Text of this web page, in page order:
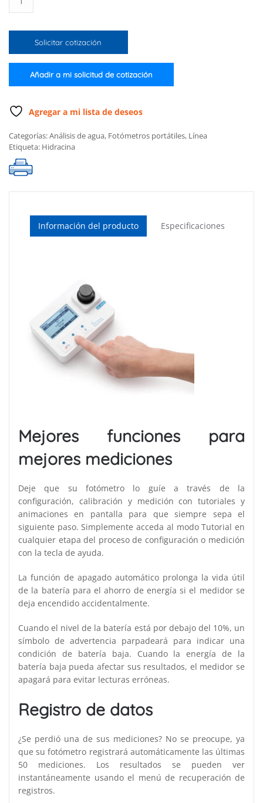
para
(Kit
completo)Solicitar cotización
Añadir a mi solicitud de cotización
Agregar a mi lista de deseos
Categorías:Análisis de agua, Fotómetros portátiles, Línea
Etiqueta: Hidracina
Información del producto Especificaciones
Mejores funciones para
mejores mediciones
Deje que su fotómetro lo guíe a través de la
configuración, calibración y medición con tutoriales y
animaciones en pantalla para que siempre sepa el
siguiente paso. Simplemente acceda al modo Tutorial en
cualquier etapa del proceso de configuración o medición
con la tecla de ayuda.
La función de apagado automático prolonga la vida útil
de la batería para el ahorro de energía si el medidor se
deja encendido accidentalmente.
Cuando el nivel de la batería está por debajo del 10%, un
símbolo de advertencia parpadeará para indicar una
condición de batería baja. Cuando la energía de la
batería baja pueda afectar sus resultados, el medidor se
apagará para evitar lecturas erróneas.
Registro de datos
¿Se perdió una de sus mediciones? No se preocupe, ya
que su fotómetro registrará automáticamente las últimas
50 mediciones. Los resultados se pueden ver
instantáneamente usando el menú de recuperación de
registros.